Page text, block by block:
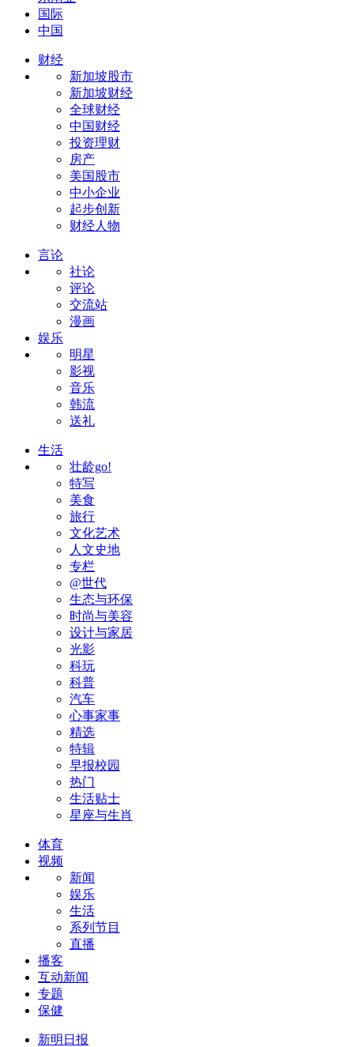
国际
中国
财经
新加坡股市
新加坡财经
全球财经
中国财经
投资理财
房产
美国股市
中小企业
起步创新
财经人物
言论
社论
评论
交流站
漫画
娱乐
明星
影视
音乐
韩流
送礼
生活
壮龄go!
特写
美食
旅行
文化艺术
人文史地
专栏
@世代
生态与环保
时尚与美容
设计与家居
光影
科玩
科普
汽车
心事家事
精选
特辑
早报校园
热门
生活贴士
星座与生肖
体育
视频
新闻
娱乐
生活
系列节目
直播
播客
互动新闻
专题
保健
新明日报